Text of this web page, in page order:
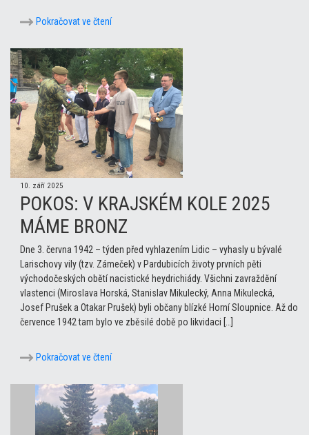
Pokračovat ve čtení
10. září 2025
POKOS: V KRAJSKÉM KOLE 2025
MÁME BRONZ
Dne 3. června 1942 – týden před vyhlazením Lidic – vyhasly u bývalé
Larischovy vily (tzv. Zámeček) v Pardubicích životy prvních pěti
východočeských obětí nacistické heydrichiády. Všichni zavraždění
vlastenci (Miroslava Horská, Stanislav Mikulecký, Anna Mikulecká,
Josef Prušek a Otakar Prušek) byli občany blízké Horní Sloupnice. Až do
července 1942 tam bylo ve zběsilé době po likvidaci […]
Pokračovat ve čtení